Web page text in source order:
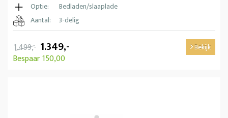
Optie:
Bedladen/slaaplade
Aantal:
3-delig
1.499,- 1.349,-
Bespaar 150,00
Bekijk